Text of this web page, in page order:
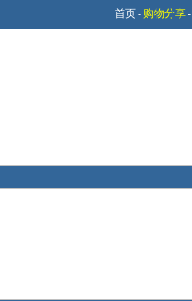
首页- 购物分享-